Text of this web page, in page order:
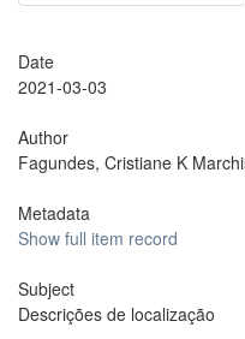
Date
2021-03-03
Author
Fagundes, Cristiane K
Metadata
Show full item record
Subject
Descrições de localização